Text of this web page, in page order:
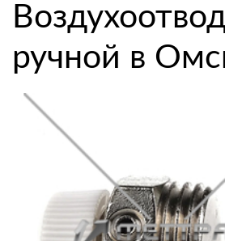
ручной в